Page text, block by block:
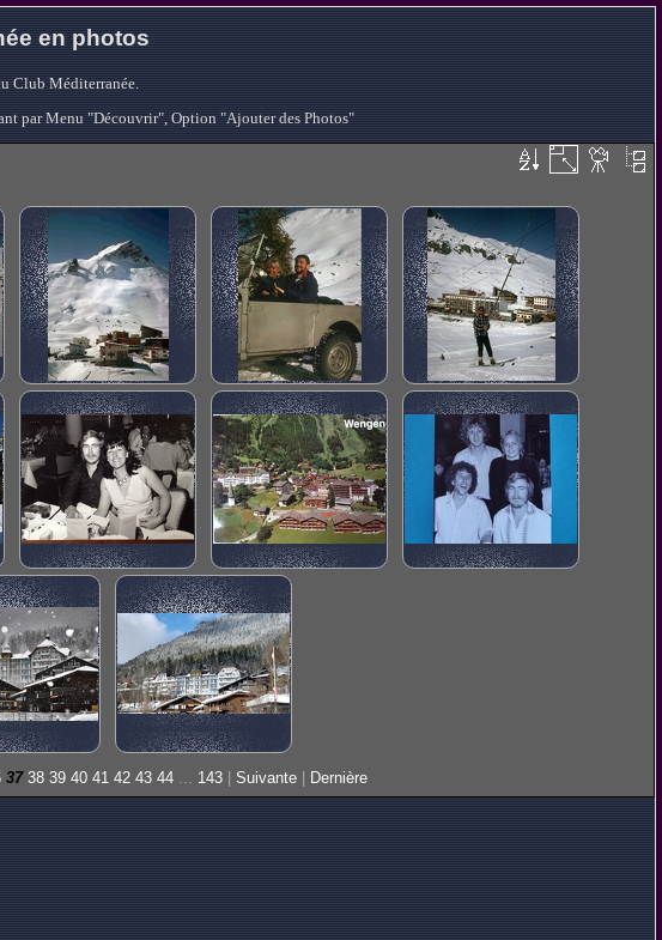
en photos
Club Méditerranée.
par Menu "Découvrir", Option "Ajouter des Photos"
37 38 39 40 41 42 43 44... 143 Suivante Dernière